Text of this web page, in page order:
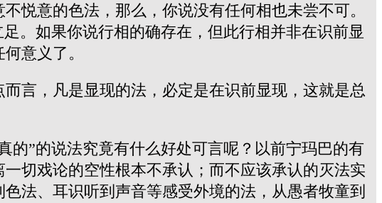
悦意的色法，那么，你说没有任何相也未尝不可。
。如果你说行相的确存在，但此行相并非在识前显
意义了。
言，凡是显现的法，必定是在识前显现，这就是总
的”的说法究竟有什么好处可言呢？以前宁玛巴的有
切戏论的空性根本不承认；而不应该承认的灭法实
法、耳识听到声音等感受外境的法，从愚者牧童到